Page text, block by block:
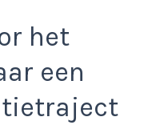
het
een